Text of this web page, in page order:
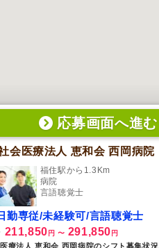
応募画面へ進む
会医療法人 恵和会 西岡病院
福住駅から1.3Km
病院
言語聴覚士
勤専従/未経験可/言語聴覚士
211,850 円 〜 291,850 円
療法人 恵和会 西岡病院のシフト募集状況